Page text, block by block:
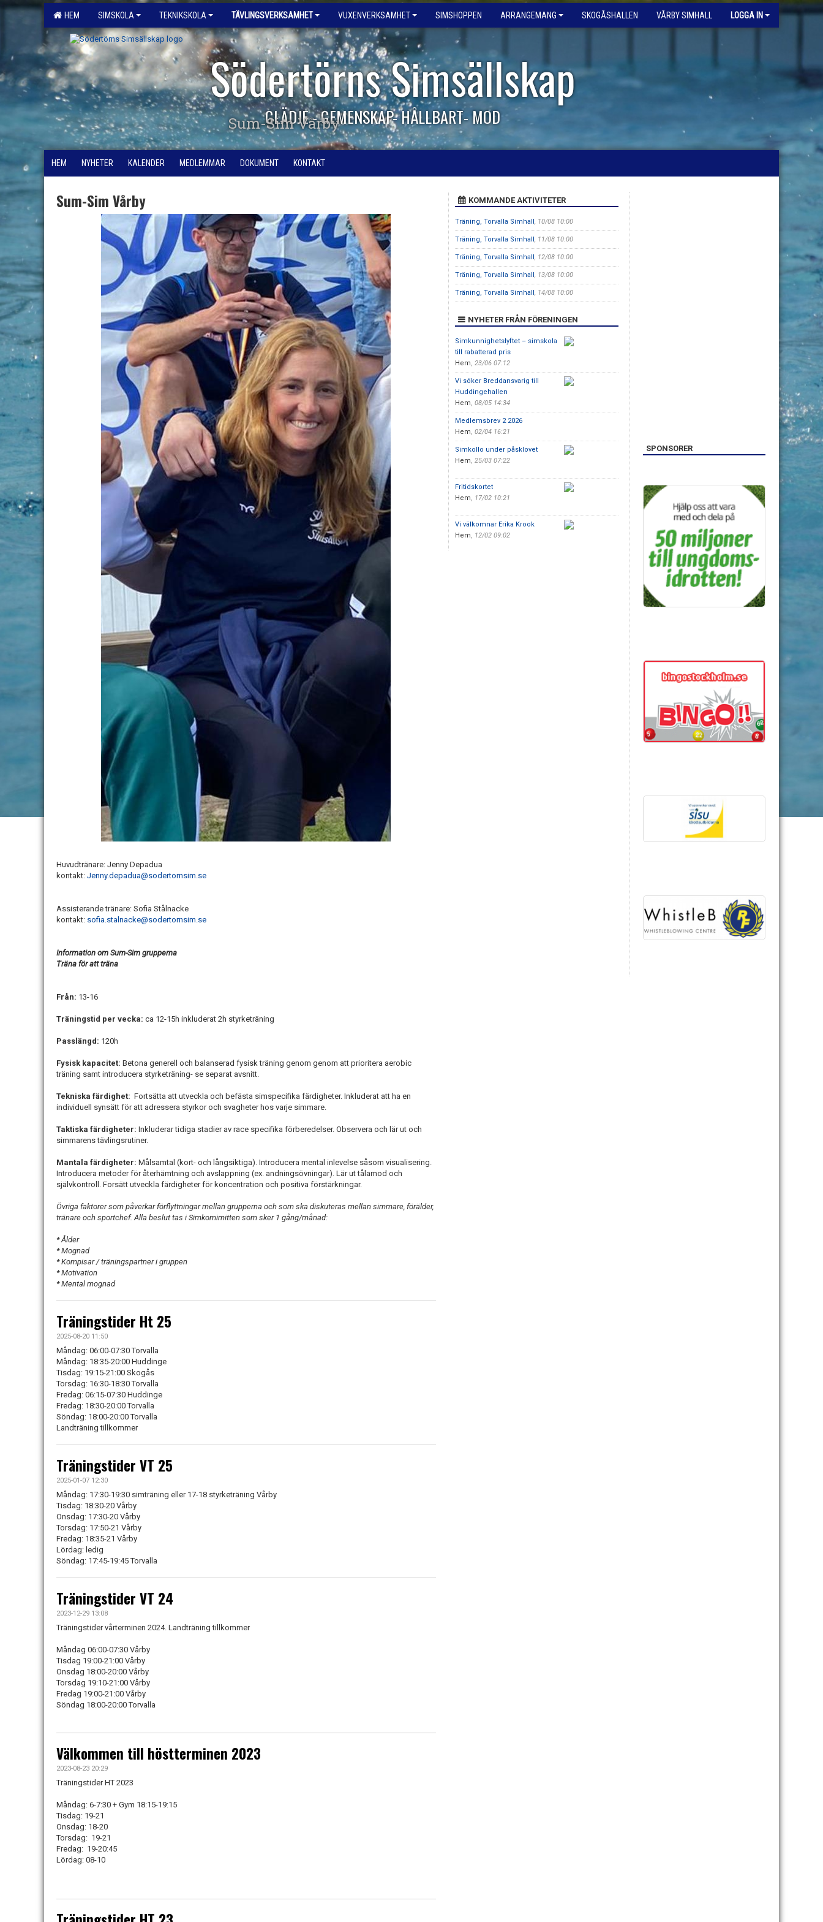
HEM SIMSKOLA TEKNIKSKOLA TÄVLINGSVERKSAMHET VUXENVERKSAMHET SIMSHOPPEN ARRANGEMANG SKOGÅSHALLEN VÅRBY SIMHALL LOGGA IN
Södertörns Simsällskap
GLÄDJE - GEMENSKAP- HÅLLBART- MOD
Sum-Sim Vårby
HEM NYHETER KALENDER MEDLEMMAR DOKUMENT KONTAKT
Sum-Sim Vårby
Huvudtränare: Jenny Depadua
kontakt: Jenny.depadua@sodertornsim.se
Assisterande tränare: Sofia Stålnacke
kontakt: sofia.stalnacke@sodertornsim.se
Information om Sum-Sim grupperna
Träna för att träna
Från: 13-16
Träningstid per vecka: ca 12-15h inkluderat 2h styrketräning
Passlängd: 120h
Fysisk kapacitet: Betona generell och balanserad fysisk träning genom genom att prioritera aerobic
träning samt introducera styrketräning- se separat avsnitt.
Tekniska färdighet: Fortsätta att utveckla och befästa simspecifika färdigheter. Inkluderat att ha en
individuell synsätt för att adressera styrkor och svagheter hos varje simmare.
Taktiska färdigheter: Inkluderar tidiga stadier av race specifika förberedelser. Observera och lär ut och
simmarens tävlingsrutiner.
Mantala färdigheter: Målsamtal (kort- och långsiktiga). Introducera mental inlevelse såsom visualisering.
Introducera metoder för återhämtning och avslappning (ex. andningsövningar). Lär ut tålamod och
självkontroll. Forsätt utveckla färdigheter för koncentration och positiva förstärkningar.
Övriga faktorer som påverkar förflyttningar mellan grupperna och som ska diskuteras mellan simmare, förälder,
tränare och sportchef. Alla beslut tas i Simkomimitten som sker 1 gång/månad:
* Ålder
* Mognad
* Kompisar / träningspartner i gruppen
* Motivation
* Mental mognad
Träningstider Ht 25
2025-08-20 11:50
Måndag: 06:00-07:30 Torvalla
Måndag: 18:35-20:00 Huddinge
Tisdag: 19:15-21:00 Skogås
Torsdag: 16:30-18:30 Torvalla
Fredag: 06:15-07:30 Huddinge
Fredag: 18:30-20:00 Torvalla
Söndag: 18:00-20:00 Torvalla
Landträning tillkommer
Träningstider VT 25
2025-01-07 12:30
Måndag: 17:30-19:30 simträning eller 17-18 styrketräning Vårby
Tisdag: 18:30-20 Vårby
Onsdag: 17:30-20 Vårby
Torsdag: 17:50-21 Vårby
Fredag: 18:35-21 Vårby
Lördag: ledig
Söndag: 17:45-19:45 Torvalla
Träningstider VT 24
2023-12-29 13:08
Träningstider vårterminen 2024. Landträning tillkommer
Måndag 06:00-07:30 Vårby
Tisdag 19:00-21:00 Vårby
Onsdag 18:00-20:00 Vårby
Torsdag 19:10-21:00 Vårby
Fredag 19:00-21:00 Vårby
Söndag 18:00-20:00 Torvalla
Välkommen till höstterminen 2023
2023-08-23 20:29
Träningstider HT 2023
Måndag: 6-7:30 + Gym 18:15-19:15
Tisdag: 19-21
Onsdag: 18-20
Torsdag: 19-21
Fredag: 19-20:45
Lördag: 08-10
KOMMANDE AKTIVITETER
Träning, Torvalla Simhall, 10/08 10:00
Träning, Torvalla Simhall, 11/08 10:00
Träning, Torvalla Simhall, 12/08 10:00
Träning, Torvalla Simhall, 13/08 10:00
Träning, Torvalla Simhall, 14/08 10:00
NYHETER FRÅN FÖRENINGEN
Simkunnighetslyftet – simskola
till rabatterad pris
Hem, 23/06 07:12
Vi söker Breddansvarig till
Huddingehallen
Hem, 08/05 14:34
Medlemsbrev 2 2026
Hem, 02/04 16:21
Simkollo under påsklovet
Hem, 25/03 07:22
Fritidskortet
Hem, 17/02 10:21
Vi välkomnar Erika Krook
Hem, 12/02 09:02
SPONSORER